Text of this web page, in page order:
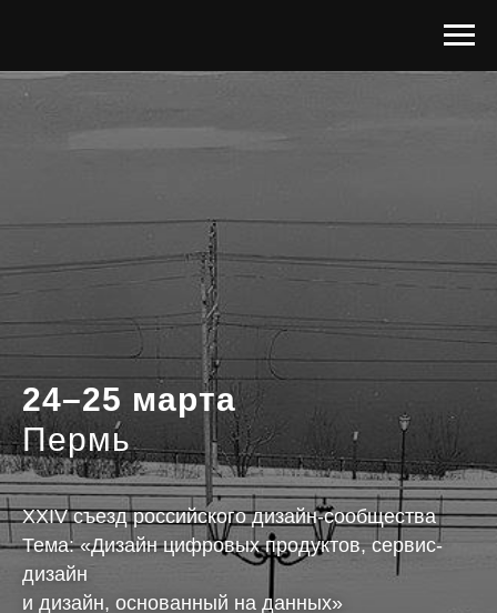
24–25 марта
Пермь
XXIV съезд российского дизайн-сообщества
Тема: «Дизайн цифровых продуктов, сервис-
дизайн
и дизайн, основанный на данных»